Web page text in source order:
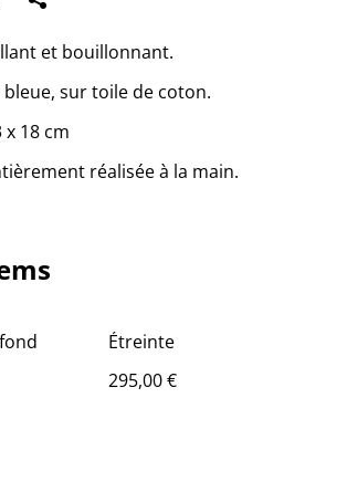
et bouillonnant.
sur toile de coton.
18 cm
réalisée à la main.
Étreinte
295,00 €